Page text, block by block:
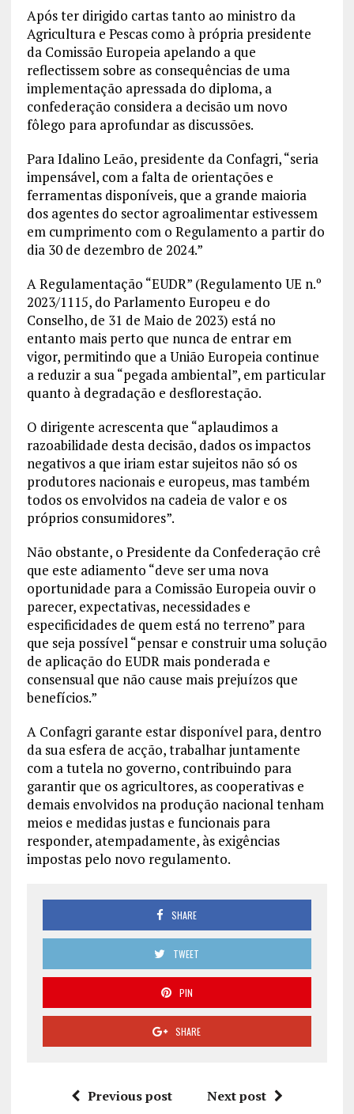
Após ter dirigido cartas tanto ao ministro da
Agricultura e Pescas como à própria presidente
da Comissão Europeia apelando a que
reflectissem sobre as consequências de uma
implementação apressada do diploma, a
confederação considera a decisão um novo
fôlego para aprofundar as discussões.
Para Idalino Leão, presidente da Confagri, “seria
impensável, com a falta de orientações e
ferramentas disponíveis, que a grande maioria
dos agentes do sector agroalimentar estivessem
em cumprimento com o Regulamento a partir do
dia 30 de dezembro de 2024.”
A Regulamentação “EUDR” (Regulamento UE n.º
2023/1115, do Parlamento Europeu e do
Conselho, de 31 de Maio de 2023) está no
entanto mais perto que nunca de entrar em
vigor, permitindo que a União Europeia continue
a reduzir a sua “pegada ambiental”, em particular
quanto à degradação e desflorestação.
O dirigente acrescenta que “aplaudimos a
razoabilidade desta decisão, dados os impactos
negativos a que iriam estar sujeitos não só os
produtores nacionais e europeus, mas também
todos os envolvidos na cadeia de valor e os
próprios consumidores”.
Não obstante, o Presidente da Confederação crê
que este adiamento “deve ser uma nova
oportunidade para a Comissão Europeia ouvir o
parecer, expectativas, necessidades e
especificidades de quem está no terreno” para
que seja possível “pensar e construir uma solução
de aplicação do EUDR mais ponderada e
consensual que não cause mais prejuízos que
benefícios.”
A Confagri garante estar disponível para, dentro
da sua esfera de acção, trabalhar juntamente
com a tutela no governo, contribuindo para
garantir que os agricultores, as cooperativas e
demais envolvidos na produção nacional tenham
meios e medidas justas e funcionais para
responder, atempadamente, às exigências
impostas pelo novo regulamento.
SHARE
TWEET
PIN
SHARE
Previous post Next post